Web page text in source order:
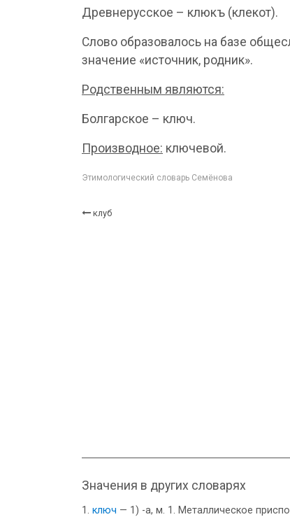
Древнерусское – клюкъ (клекот).
Слово образовалось на базе
значение «источник, родник».
Родственным являются:
Болгарское – ключ.
Производное: ключевой.
Этимологический словарь Семёнова
клуб
Значения в других словарях
ключ — 1) -а, м. 1. Металлическое